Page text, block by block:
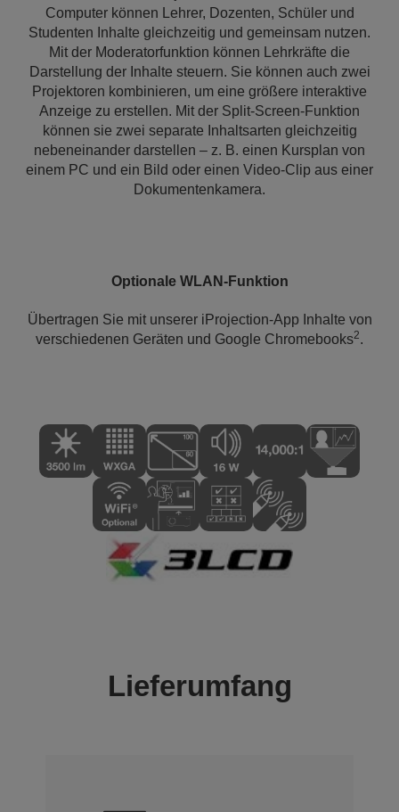
Computer können Lehrer, Dozenten, Schüler und
Studenten Inhalte gleichzeitig und gemeinsam nutzen.
Mit der Moderatorfunktion können Lehrkräfte die
Darstellung der Inhalte steuern. Sie können auch zwei
Projektoren kombinieren, um eine größere interaktive
Anzeige zu erstellen. Mit der Split-Screen-Funktion
können sie zwei separate Inhaltsarten gleichzeitig
nebeneinander darstellen – z. B. einen Kursplan von
einem PC und ein Bild oder einen Video-Clip aus einer
Dokumentenkamera.
Optionale WLAN-Funktion
Übertragen Sie mit unserer iProjection-App Inhalte von
verschiedenen Geräten und Google Chromebooks2.
Lieferumfang